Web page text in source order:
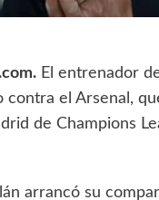
El entrenador
el Arsenal,
de Champions
arrancó su